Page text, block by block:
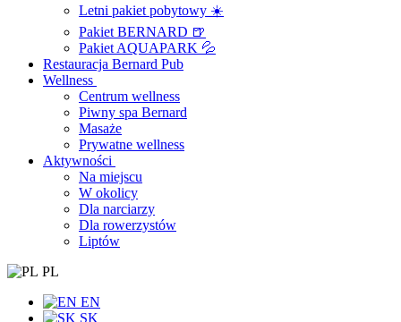
Letni pakiet pobytowy ☀️
Pakiet BERNARD 🍺
Pakiet AQUAPARK 💦
Restauracja Bernard Pub
Wellness
Centrum wellness
Piwny spa Bernard
Masaże
Prywatne wellness
Aktywności
Na miejscu
W okolicy
Dla narciarzy
Dla rowerzystów
Liptów
PL
EN
SK